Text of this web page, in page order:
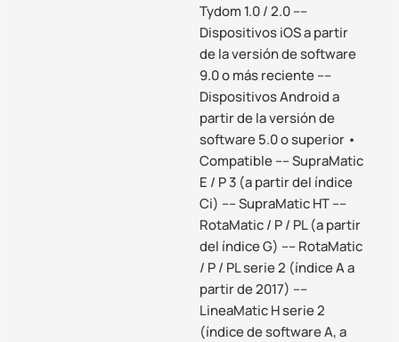
Tydom 1.0 / 2.0 ––
Dispositivos iOS a partir
de la versión de software
9.0 o más reciente ––
Dispositivos Android a
partir de la versión de
software 5.0 o superior •
Compatible –– SupraMatic
E / P 3 (a partir del índice
Ci) –– SupraMatic HT ––
RotaMatic / P / PL (a partir
del índice G) –– RotaMatic
/ P / PL serie 2 (índice A a
partir de 2017) ––
LineaMatic H serie 2
(índice de software A, a